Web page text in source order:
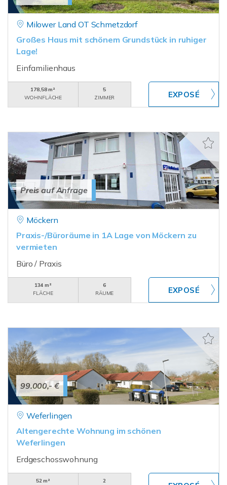
Milower Land OT Schmetzdorf
Großes Haus mit schönem Grundstück in ruhiger
Lage!
Einfamilienhaus
178,58 m²
WOHNFLÄCHE
5
ZIMMER
Preis auf Anfrage
Möckern
Praxis-/Büroräume in 1A Lage von Möckern zu
vermieten
Büro / Praxis
134 m²
FLÄCHE
6
RÄUME
99.000,- €
Weferlingen
Altengerechte Wohnung im schönen
Weferlingen
Erdgeschosswohnung
52 m²
2